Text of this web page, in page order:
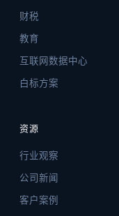
财税
教育
互联网数据中心
白标方案
资源
行业观察
公司新闻
客户案例